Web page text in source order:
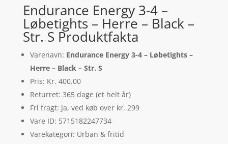
Endurance Energy 3-4 –
Løbetights – Herre – Black –
Str. S Produktfakta
Varenavn: Endurance Energy 3-4 – Løbetights –
Herre – Black – Str. S
Pris: Kr. 400.00
Returret: 365 dage (et helt år)
Fri fragt: Ja, ved køb over kr. 299
Vare ID: 5715182247734
Varekategori: Urban & fritid